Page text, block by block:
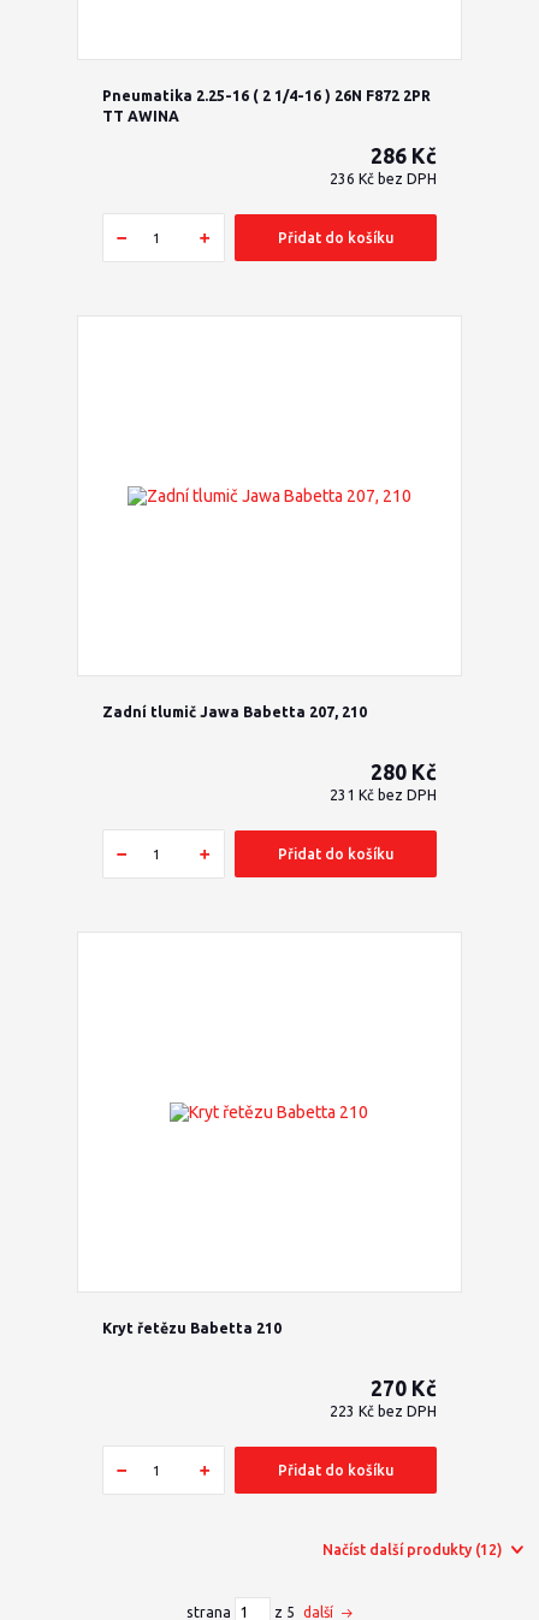
Pneumatika 2.25-16 ( 2 1/4-16 ) 26N F872 2PR
TT AWINA
286 Kč
236 Kč bez DPH
Přidat do košíku
Zadní tlumič Jawa Babetta 207, 210
280 Kč
231 Kč bez DPH
Přidat do košíku
Kryt řetězu Babetta 210
270 Kč
223 Kč bez DPH
Přidat do košíku
Načíst další produkty (12)
strana z 5 další